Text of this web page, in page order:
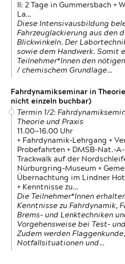
II: 2 Tage in Gummersbach +
La…
Diese Intensivausbildung
Fahrzeuglackierung aus den
Blickwinkeln. Der
sowie dem Handwerk. Somit
Teilnehmer*Innen den
/ chemischem Grundlage…
Fahrdynamikseminar in
nicht einzeln buchbar)
Termin 1/2:
Theorie und Praxis
11.00—16.00 Uhr
+ Fahrdynamik-Lehrgang +
Probefahrten + DMSB-Nat.-
Trackwalk auf der
Nürburgring-Museum +
Übernachtung im Lindner
+ Kenntnisse zu…
Die Teilnehmer*Innen
Kenntnisse zu Fahrdynamik,
Brems- und Lenktechniken
Vorgehensweise bei Test-
Zudem werden
Notfallsituationen und…